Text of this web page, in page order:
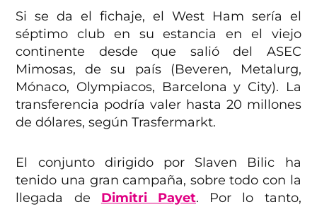
Si se da el fichaje, el West Ham sería el
séptimo club en su estancia en el viejo
continente desde que salió del ASEC
Mimosas, de su país (Beveren, Metalurg,
Mónaco, Olympiacos, Barcelona y City). La
transferencia podría valer hasta 20 millones
de dólares, según Trasfermarkt.
El conjunto dirigido por Slaven Bilic ha
tenido una gran campaña, sobre todo con la
llegada de Dimitri Payet. Por lo tanto,